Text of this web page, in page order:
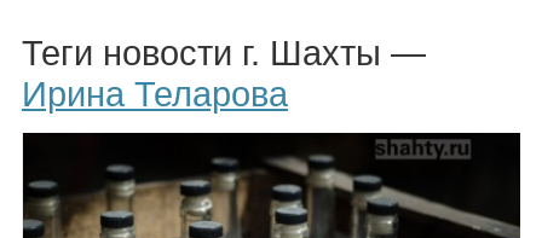
Афиша
Объявления
Теги новости г. Шахты —
Ирина Теларова